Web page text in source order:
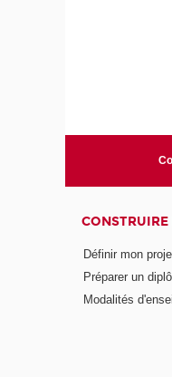
Définir mon
Préparer un
Modalités